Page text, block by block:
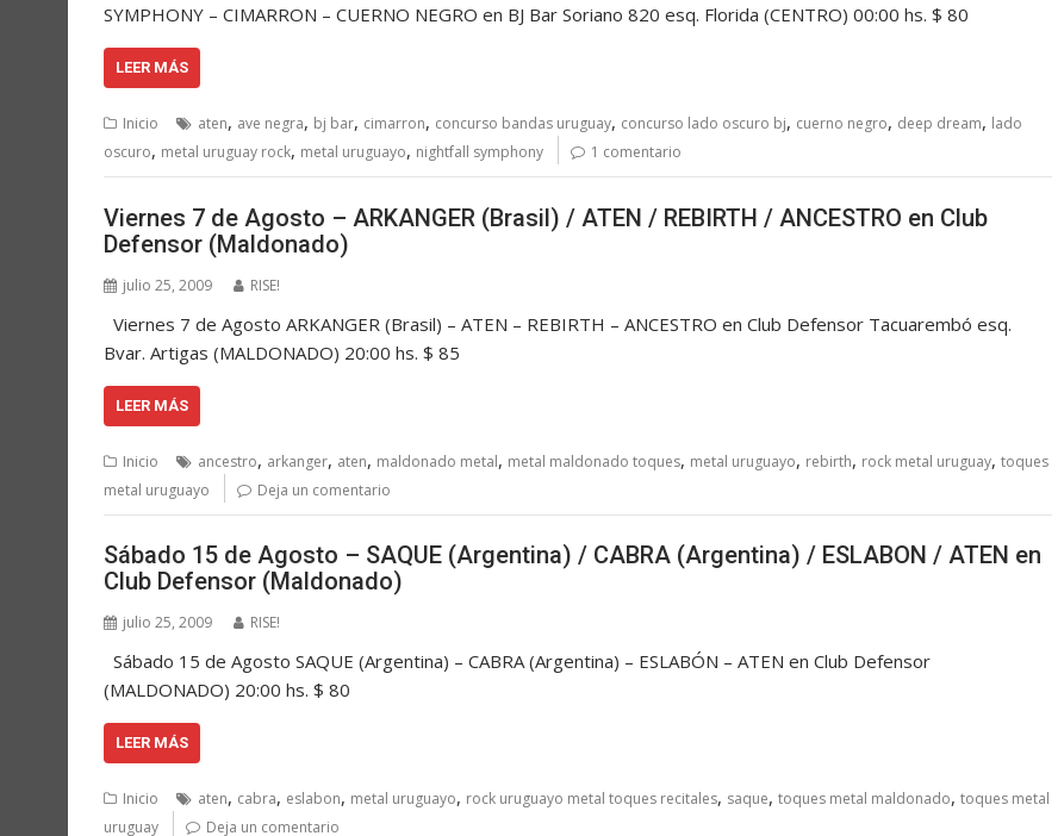
SYMPHONY – CIMARRON – CUERNO NEGRO en BJ Bar Soriano 820 esq. Florida (CENTRO) 00:00 hs. $ 80
LEER MÁS
Inicio aten, ave negra, bj bar, cimarron, concurso bandas uruguay, concurso lado oscuro bj, cuerno negro, deep dream, lado
oscuro, metal uruguay rock, metal uruguayo, nightfall symphony 1 comentario
Viernes 7 de Agosto – ARKANGER (Brasil) / ATEN / REBIRTH / ANCESTRO en Club
Defensor (Maldonado)
julio 25, 2009 RISE!
Viernes 7 de Agosto ARKANGER (Brasil) – ATEN – REBIRTH – ANCESTRO en Club Defensor Tacuarembó esq.
Bvar. Artigas (MALDONADO) 20:00 hs. $ 85
LEER MÁS
Inicio ancestro, arkanger, aten, maldonado metal, metal maldonado toques, metal uruguayo, rebirth, rock metal uruguay, toques
metal uruguayo
Deja un comentario
Sábado 15 de Agosto – SAQUE (Argentina) / CABRA (Argentina) / ESLABON / ATEN en
Club Defensor (Maldonado)
julio 25, 2009 RISE!
Sábado 15 de Agosto SAQUE (Argentina) – CABRA (Argentina) – ESLABÓN – ATEN en Club Defensor
(MALDONADO) 20:00 hs. $ 80
LEER MÁS
Inicio aten, cabra, eslabon, metal uruguayo, rock uruguayo metal toques recitales, saque, toques metal maldonado, toques metal
uruguay
Deja un comentario